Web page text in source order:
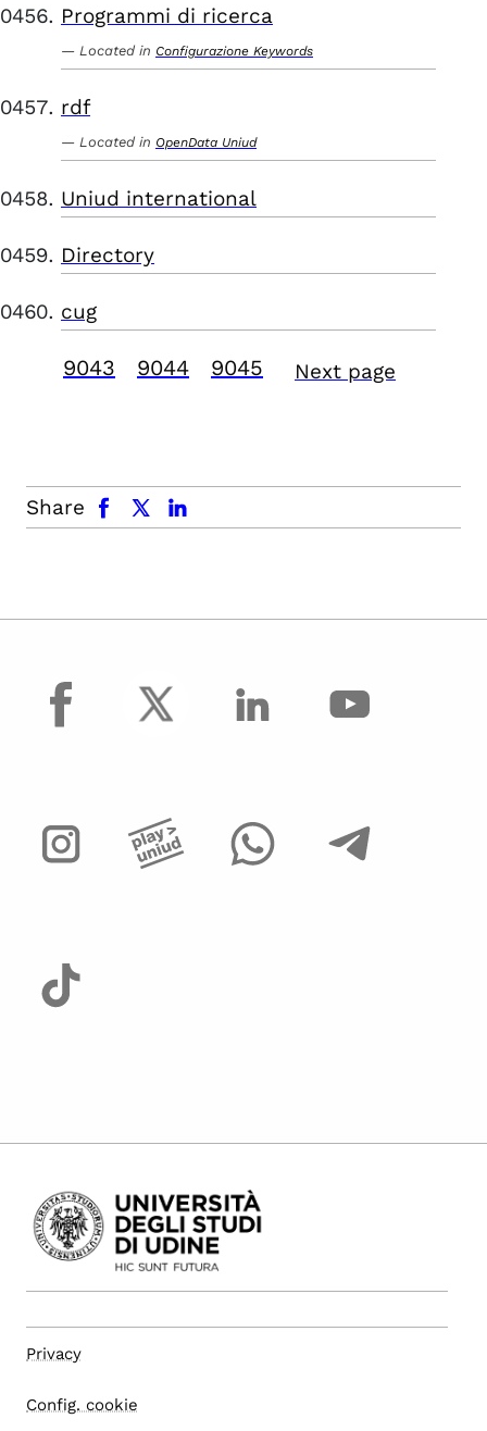
Programmi di ricerca
Located in Configurazione Keywords
rdf
Located in OpenData Uniud
Uniud international
Directory
cug
9043 9044 9045 Next page
Share
facebook x.com linkedin
facebook
Privacy
Config. cookie